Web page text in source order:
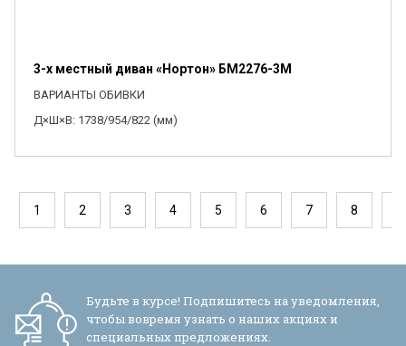
3-х местный диван «Нортон» БМ2276-3М
ВАРИАНТЫ ОБИВКИ
Д×Ш×В: 1738/954/822 (мм)
1 2 3 4 5 6 7 8
Будьте в курсе! Подпишитесь на уведомления,
чтобы вовремя узнать о наших акциях и
специальных предложениях.